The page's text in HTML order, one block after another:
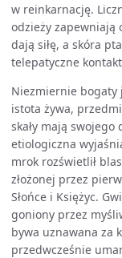
w reinkarnację.
odzieży zapewniają
dają siłę, a skóra
telepatyczne
Niezmiernie bogaty
istota żywa,
skały mają
etiologiczna
mrok rozświetlił
złożonej przez
Słońce i Księżyc.
goniony przez
bywa uznawana za
przedwcześnie